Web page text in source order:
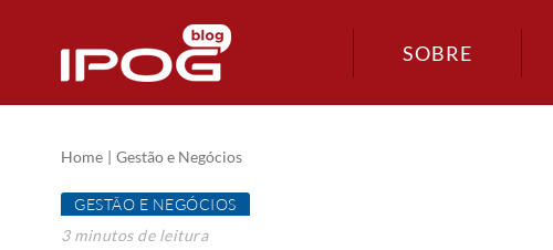
SOBRE
Home Gestão e Negócios
GESTÃO E NEGÓCIOS
3 minutosde leitura